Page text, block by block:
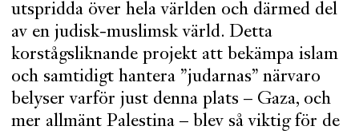
utspridda över hela världen och därmed del
av en judisk-muslimsk värld. Detta
korstågsliknande projekt att bekämpa islam
och samtidigt hantera ”judarnas” närvaro
belyser varför just denna plats – Gaza, och
mer allmänt Palestina – blev så viktig för de